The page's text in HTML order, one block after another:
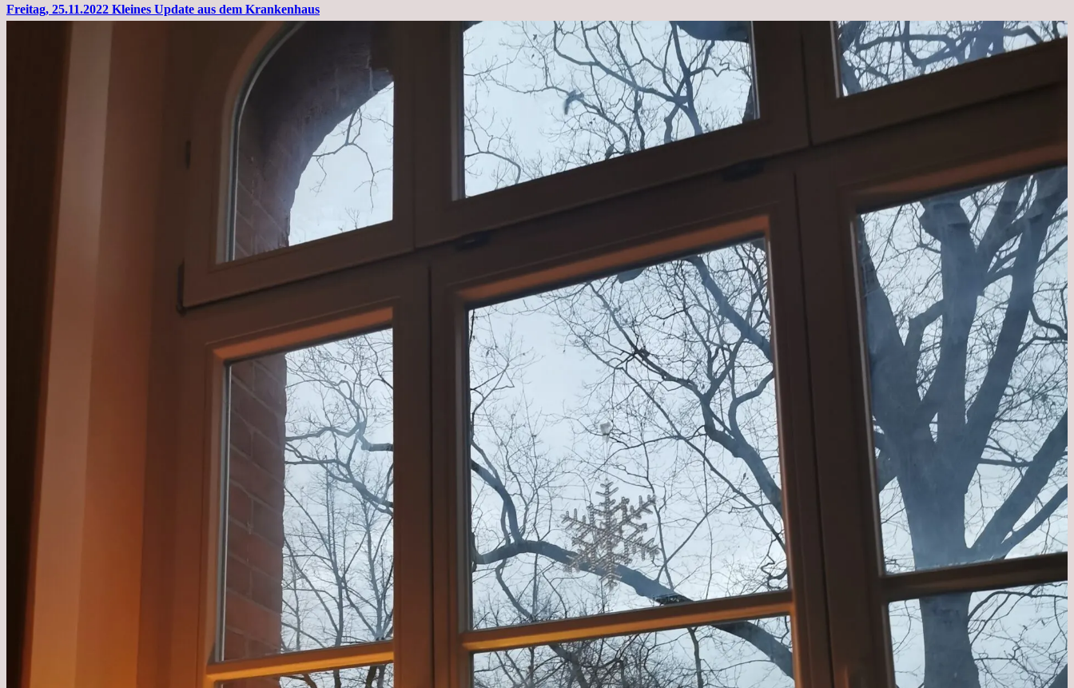
Freitag, 25.11.2022 Kleines Update aus dem Krankenhaus